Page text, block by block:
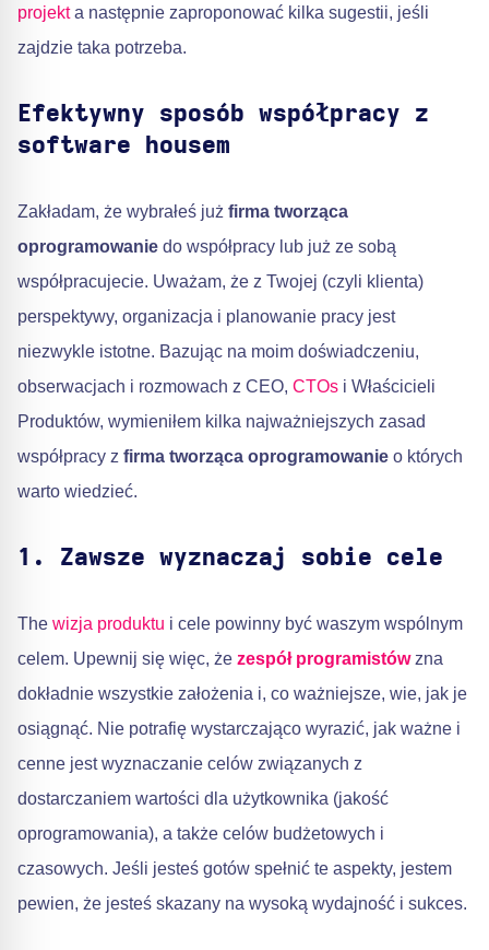
projekta następnie zaproponować kilka sugestii, jeśli
zajdzie taka potrzeba.
Efektywny sposób współpracy z
software housem
Zakładam, że wybrałeś już firma tworząca
oprogramowanie do współpracy lub już ze sobą
współpracujecie. Uważam, że z Twojej (czyli klienta)
perspektywy, organizacja i planowanie pracy jest
niezwykle istotne. Bazując na moim doświadczeniu,
obserwacjach i rozmowach z CEO, CTOs i Właścicieli
Produktów, wymieniłem kilka najważniejszych zasad
współpracy z firma tworząca oprogramowanie o których
warto wiedzieć.
1. Zawsze wyznaczaj sobie cele
The wizja produktu i cele powinny być waszym wspólnym
celem. Upewnij się więc, że zespół programistówzna
dokładnie wszystkie założenia i, co ważniejsze, wie, jak je
osiągnąć. Nie potrafię wystarczająco wyrazić, jak ważne i
cenne jest wyznaczanie celów związanych z
dostarczaniem wartości dla użytkownika (jakość
oprogramowania), a także celów budżetowych i
czasowych. Jeśli jesteś gotów spełnić te aspekty, jestem
pewien, że jesteś skazany na wysoką wydajność i sukces.